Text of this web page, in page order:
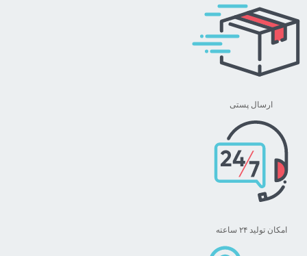
ارسال پستی
امکان تولید ۲۴ ساعته